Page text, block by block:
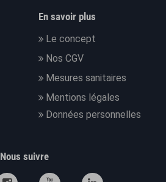
En savoir plus
Le concept
Nos CGV
Mesures sanitaires
Mentions légales
Données personnelles
Nous suivre